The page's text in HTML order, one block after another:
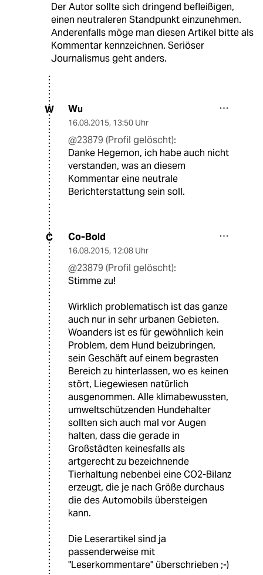
Der Autor sollte sich dringend befleißigen,
einen neutraleren Standpunkt einzunehmen.
Anderenfalls möge man diesen Artikel bitte als
Kommentar kennzeichnen. Seriöser
Journalismus geht anders.
W Wu
16.08.2015, 13:50 Uhr
@23879 (Profil gelöscht):
Danke Hegemon, ich habe auch nicht
verstanden, was an diesem
Kommentar eine neutrale
Berichterstattung sein soll.
C Co-Bold
16.08.2015, 12:08 Uhr
@23879 (Profil gelöscht):
Stimme zu!
Wirklich problematisch ist das ganze
auch nur in sehr urbanen Gebieten.
Woanders ist es für gewöhnlich kein
Problem, dem Hund beizubringen,
sein Geschäft auf einem begrasten
Bereich zu hinterlassen, wo es keinen
stört, Liegewiesen natürlich
ausgenommen. Alle klimabewussten,
umweltschützenden Hundehalter
sollten sich auch mal vor Augen
halten, dass die gerade in
Großstädten keinesfalls als
artgerecht zu bezeichnende
Tierhaltung nebenbei eine CO2-Bilanz
erzeugt, die je nach Größe durchaus
die des Automobils übersteigen
kann.
Die Leserartikel sind ja
passenderweise mit
"Leserkommentare" überschrieben ;-)